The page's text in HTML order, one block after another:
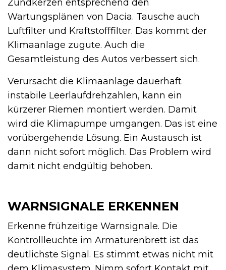
Zündkerzen entsprechend den
Wartungsplänen von Dacia. Tausche auch
Luftfilter und Kraftstofffilter. Das kommt der
Klimaanlage zugute. Auch die
Gesamtleistung des Autos verbessert sich.
Verursacht die Klimaanlage dauerhaft
instabile Leerlaufdrehzahlen, kann ein
kürzerer Riemen montiert werden. Damit
wird die Klimapumpe umgangen. Das ist eine
vorübergehende Lösung. Ein Austausch ist
dann nicht sofort möglich. Das Problem wird
damit nicht endgültig behoben.
WARNSIGNALE ERKENNEN
Erkenne frühzeitige Warnsignale. Die
Kontrollleuchte im Armaturenbrett ist das
deutlichste Signal. Es stimmt etwas nicht mit